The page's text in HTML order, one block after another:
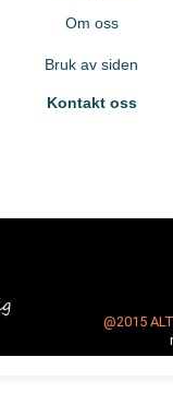
Om oss
Bruk av siden
Kontakt oss
@2015